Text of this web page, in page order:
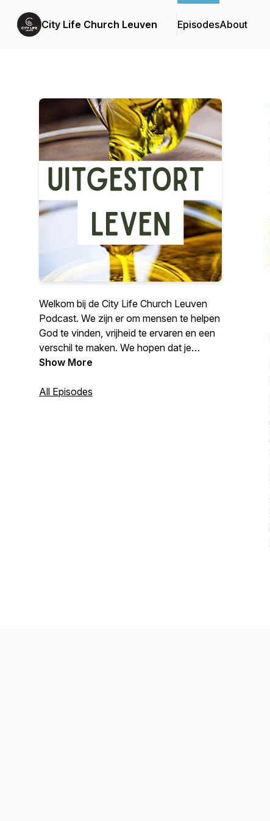
City Life Church Leuven EpisodesAbout
Welkom bij de City Life Church Leuven
Podcast. We zijn er om mensen te helpen
God te vinden, vrijheid te ervaren en een
verschil te maken. We hopen dat je
bemoedigd wordt door deze Podcast. Je
verwachten.
Show More
All Episodes